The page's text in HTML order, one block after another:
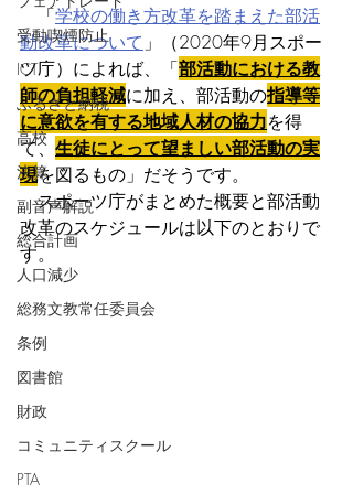
受動喫煙防止
ICT
ふるさと納税
高校
決算
副音声解説
総合計画
人口減少
総務文教常任委員会
条例
図書館
財政
コミュニティスクール
PTA
「学校の働き方改革を踏まえた部活
動改革について 」（2020年9月スポー
ツ庁）によれば、「部活動における教
師の負担軽減に加え、部活動の指導等
に意欲を有する地域人材の協力を得
て、 生徒にとって望ましい部活動の実
現を図るもの」だそうです。
スポーツ庁がまとめた概要と部活動
改革のスケジュールは以下のとおりで
す。